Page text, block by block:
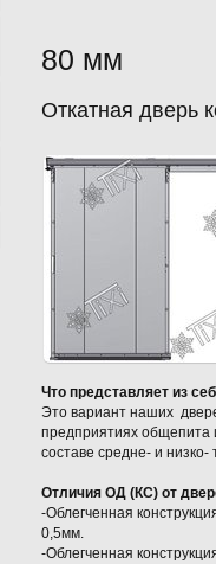
80 мм
Откатная дверь
Что представляет из
Это вариант наших
предприятиях
составе средне- и
Отличия ОД (КС) от
-Облегченная
0,5мм.
-Облегченная